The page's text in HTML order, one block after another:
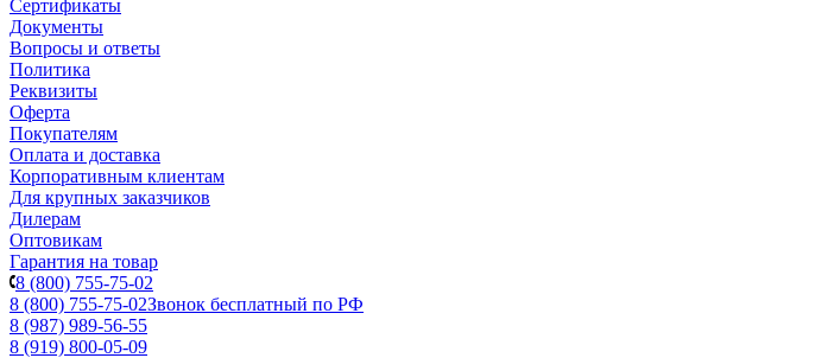
Сертификаты
Документы
Вопросы и ответы
Политика
Реквизиты
Оферта
Покупателям
Оплата и доставка
Корпоративным клиентам
Для крупных заказчиков
Дилерам
Оптовикам
Гарантия на товар
8 (800) 755-75-02
8 (800) 755-75-02Звонок бесплатный по РФ
8 (987) 989-56-55
8 (919) 800-05-09